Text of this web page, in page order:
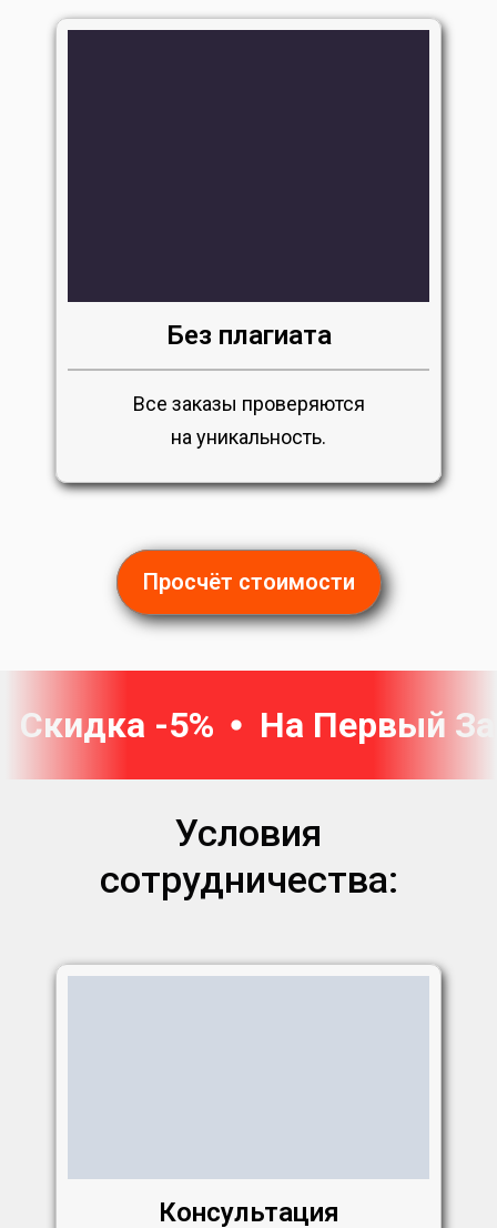
Без плагиата
Все заказы проверяются
на уникальность.
Просчёт стоимости
Условия
сотрудничества:
Консультация
Скидка -5% На Первый